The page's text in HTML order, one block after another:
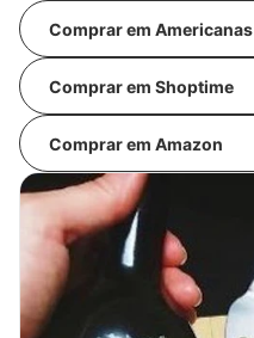
Comprar em Americanas
Comprar em Shoptime
Comprar em Amazon